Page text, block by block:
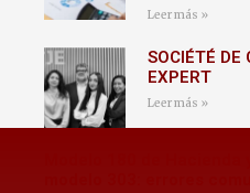
Leer más »
SOCIÉTÉ DE
EXPERT
Leer más »